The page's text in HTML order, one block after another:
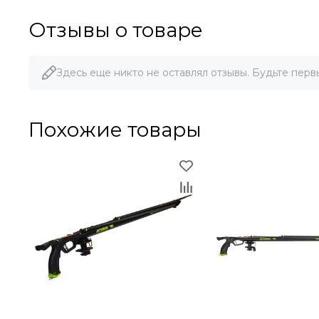
Отзывы о товаре
Здесь еще никто не оставлял отзывы. Будьте
Похожие товары